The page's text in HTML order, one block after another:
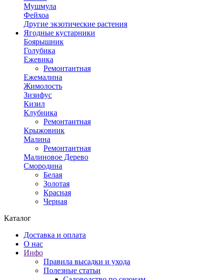
Мушмула
Фейхоа
Другие экзотические растения
Ягодные кустарники
Боярышник
Голубика
Ежевика
Ремонтантная
Ежемалина
Жимолость
Зизифус
Кизил
Клубника
Ремонтантная
Крыжовник
Малина
Ремонтантная
Малиновое Дерево
Смородина
Белая
Золотая
Красная
Черная
Каталог
Доставка и оплата
О нас
Инфо
Правила высадки и ухода
Полезные статьи